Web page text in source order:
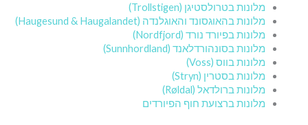
מלונות בטרולסטיגן (Trollstigen)
מלונות בהאוגסונד והאוגלנדה (Haugesund & Haugalandet)
מלונות בפיורד נורד (Nordfjord)
מלונות בסונהורדלאנד (Sunnhordland)
מלונות בווס (Voss)
מלונות בסטרין (Stryn)
מלונות ברולדאל (Røldal)
מלונות ברצועת חוף הפיורדים